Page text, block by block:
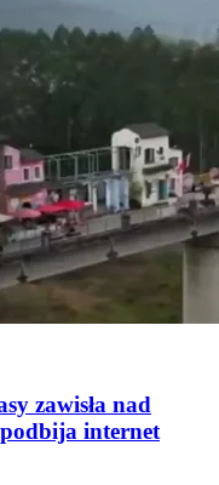
zawisła nad
internet